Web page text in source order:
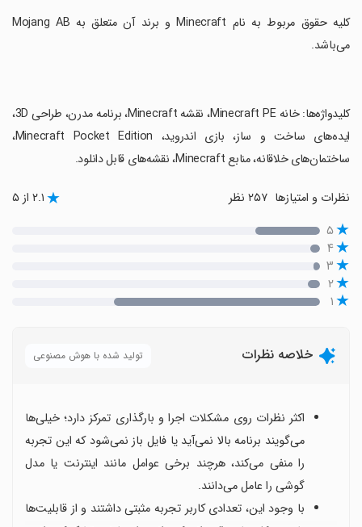
‏کلیه حقوق مربوط به نام Minecraft و برند آن متعلق به Mojang AB
می‌باشد.
‏کلیدواژه‌ها: خانه Minecraft PE، نقشه Minecraft، برنامه مدرن، طراحی 3D،
ایده‌های ساخت و ساز، بازی اندروید، Minecraft Pocket Edition،
ساختمان‌های خلاقانه، منابع Minecraft، نقشه‌های قابل دانلود.
نظرات و امتیازها ۲.۱ از ۵
۵
۴
۳
۲
۱
خلاصه نظرات تولید شده با هوش مصنوعی
اکثر نظرات روی مشکلات اجرا و بارگذاری تمرکز دارد؛ خیلی‌ها
می‌گویند برنامه بالا نمی‌آید یا فایل باز نمی‌شود که این تجربه
را منفی می‌کند، هرچند برخی عوامل مانند اینترنت یا مدل
گوشی را عامل می‌دانند.
با وجود این، تعدادی کاربر تجربه مثبتی داشتند و از قابلیت‌ها